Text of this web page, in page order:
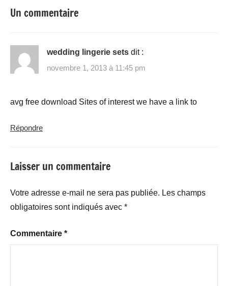
Un commentaire
wedding lingerie sets dit :
novembre 1, 2013 à 11:45 pm
avg free download Sites of interest we have a link to
Répondre
Laisser un commentaire
Votre adresse e-mail ne sera pas publiée. Les champs
obligatoires sont indiqués avec *
Commentaire *